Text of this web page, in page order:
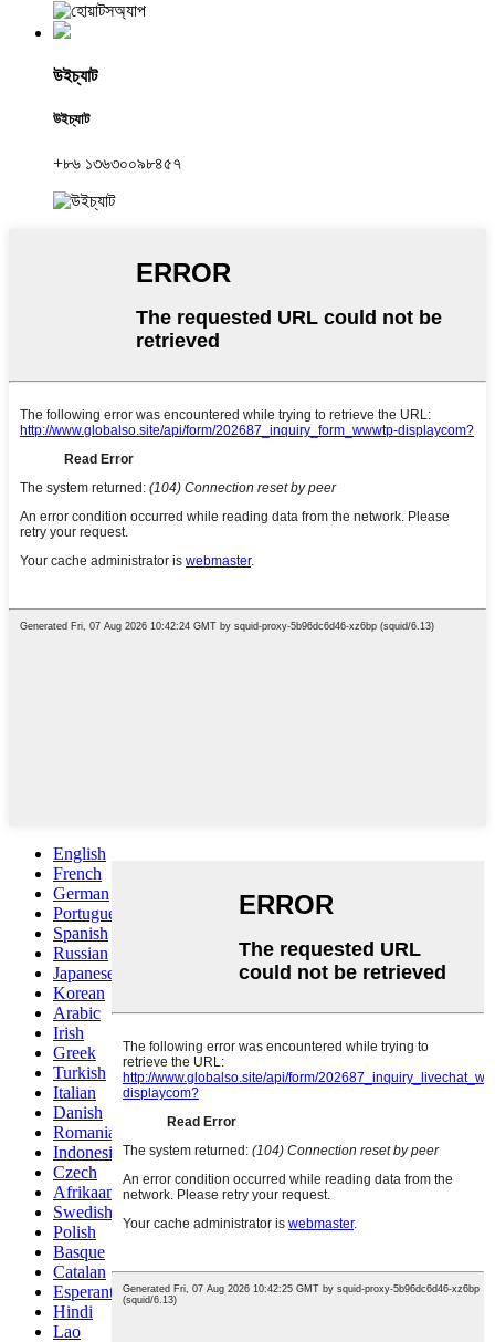
উইচ্যাট
উইচ্যাট
+৮৬ ১৩৬৩০০৯৮৪৫৭
English
French
German
Portuguese
Spanish
Russian
Japanese
Korean
Arabic
Irish
Greek
Turkish
Italian
Danish
Romanian
Indonesian
Czech
Afrikaans
Swedish
Polish
Basque
Catalan
Esperanto
Hindi
Lao